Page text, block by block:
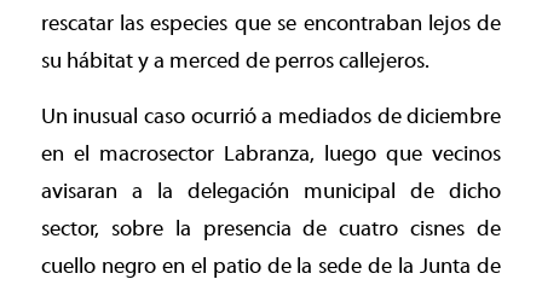
rescatar las especies que se encontraban lejos de
su hábitat y a merced de perros callejeros.
Un inusual caso ocurrió a mediados de diciembre
en el macrosector Labranza, luego que vecinos
avisaran a la delegación municipal de dicho
sector, sobre la presencia de cuatro cisnes de
cuello negro en el patio de la sede de la Junta de